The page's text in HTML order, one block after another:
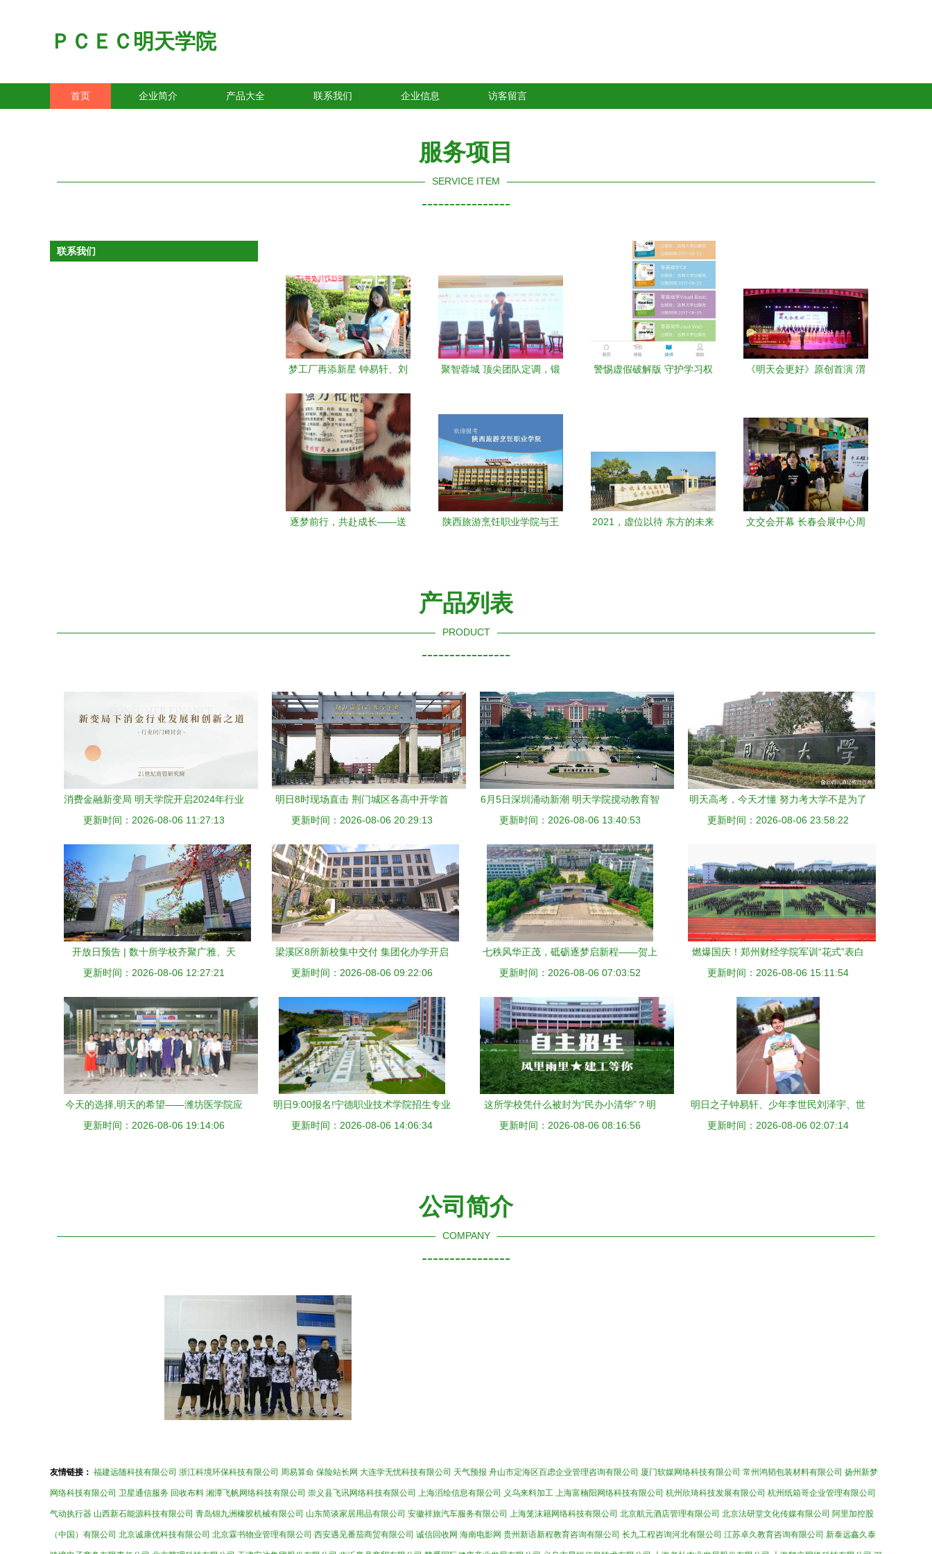
ＰＣＥＣ明天学院
首页 企业简介 产品大全 联系我们 企业信息 访客留言
服务项目
SERVICE ITEM
----------------
联系我们
梦工厂再添新星 钟易轩、刘
代音乐研修学院，2018新生
报到现场热潮不减
聚智蓉城 顶尖团队定调，锻
警惕虚假破解版 守护学习权
《明天会更好》原创首演 渭
逐梦前行，共赴成长——送
陕西旅游烹饪职业学院与王
2021，虚位以待 东方的未来
文交会开幕 长春会展中心周
产品列表
PRODUCT
----------------
消费金融新变局 明天学院开启2024年行业
首场深度研讨会议程揭晓
更新时间：2026-08-06 11:27:13
明日8时现场直击 荆门城区各高中开学首
日实况
更新时间：2026-08-06 20:29:13
6月5日深圳涌动新潮 明天学院搅动教育智
慧风云
更新时间：2026-08-06 13:40:53
明天高考，今天才懂 努力考大学不是为了
明天，而是为了十年后的自己
更新时间：2026-08-06 23:58:22
开放日预告 | 数十所学校齐聚广雅、天
中……明日共启校园体验盛宴
更新时间：2026-08-06 12:27:21
梁溪区8所新校集中交付 集团化办学开启
教育新篇章
更新时间：2026-08-06 09:22:06
七秩风华正茂，砥砺逐梦启新程——贺上
海商学院建校70周年
更新时间：2026-08-06 07:03:52
燃爆国庆！郑州财经学院军训“花式”表白
祖国
更新时间：2026-08-06 15:11:54
今天的选择,明天的希望——潍坊医学院应
用心理学专业 明天学院
更新时间：2026-08-06 19:14:06
明日9:00报名!宁德职业技术学院招生专业
介绍(学校代码4041)
更新时间：2026-08-06 14:06:34
这所学校凭什么被封为“民办小清华”？明
天直击迎新盛况！
更新时间：2026-08-06 08:16:56
明日之子钟易轩、少年李世民刘泽宇、世
锦赛冠军叶锦夫入学 梦工厂又添新虎将
更新时间：2026-08-06 02:07:14
公司简介
COMPANY
----------------
友情链接： 福建远随科技有限公司 浙江科境环保科技有限公司 周易算命 保险站长网 大连学无忧科技有限公司 天气预报 舟山市定海区百虑企业管理咨询有限公司 厦门软媒网络科技有限公司 常州鸿韬包装材料有限公司 扬州新梦
网络科技有限公司 卫星通信服务 回收布料 湘潭飞帆网络科技有限公司 崇义县飞讯网络科技有限公司 上海滔绘信息有限公司 义乌来料加工 上海富楠阳网络科技有限公司 杭州欣琦科技发展有限公司 杭州纸箱哥企业管理有限公司
气动执行器 山西新石能源科技有限公司 青岛锦九洲橡胶机械有限公司 山东简谈家居用品有限公司 安徽祥旅汽车服务有限公司 上海笼沫籍网络科技有限公司 北京航元酒店管理有限公司 北京法研堂文化传媒有限公司 阿里加控股
（中国）有限公司 北京诚康优科技有限公司 北京霖书物业管理有限公司 西安遇见番茄商贸有限公司 诚信回收网 海南电影网 贵州新语新程教育咨询有限公司 长九工程咨询河北有限公司 江苏卓久教育咨询有限公司 新泰远鑫久泰